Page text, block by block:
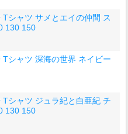
Tシャツ サメとエイの仲間 ス
130 150
Tシャツ 深海の世界 ネイビー
Tシャツ ジュラ紀と白亜紀 チ
130 150